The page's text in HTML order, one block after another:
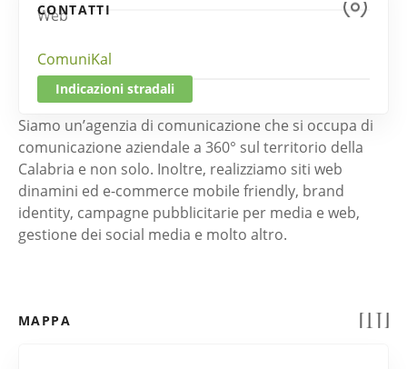
CONTATTI
Web
ComuniKal
Indicazioni stradali
Siamo un’agenzia di comunicazione che si occupa di
comunicazione aziendale a 360° sul territorio della
Calabria e non solo. Inoltre, realizziamo siti web
dinamini ed e-commerce mobile friendly, brand
identity, campagne pubblicitarie per media e web,
gestione dei social media e molto altro.
MAPPA